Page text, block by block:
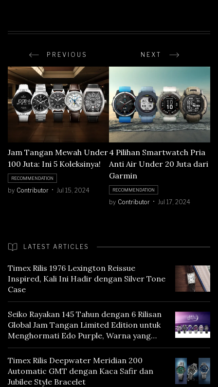
PREVIOUS NEXT
Jam Tangan Mewah Under
100 Juta: Ini 5 Koleksinya!
RECOMMENDATION
by Contributor Jul 15, 2024
4 Pilihan Smartwatch Pria
Anti Air Under 20 Juta dari
Garmin
RECOMMENDATION
by Contributor Jul 17, 2024
LATEST ARTICLES
Timex Rilis 1976 Lexington Reissue
Inspired, Kali Ini Hadir dengan Silver Tone
Case
Seiko Rayakan 145 Tahun dengan 6 Rilisan
Global Jam Tangan Limited Edition untuk
Menghormati Edo Purple, Warna yang
Mencerminkan Warisan Tokyo
Timex Rilis Deepwater Meridian 200
Automatic GMT dengan Kaca Safir dan
Jubilee Style Bracelet